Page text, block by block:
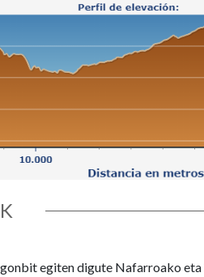
egiten digute Nafarroako